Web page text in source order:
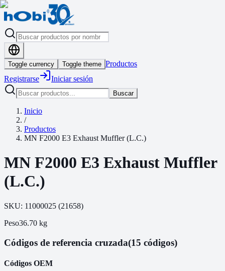
Toggle currency Toggle theme Productos
Registrarse
Iniciar sesión
Buscar
Inicio
/
Productos
MN F2000 E3 Exhaust Muffler (L.C.)
MN F2000 E3 Exhaust Muffler
(L.C.)
SKU: 11000025 (21658)
Peso36.70 kg
Códigos de referencia cruzada(15 códigos)
Códigos OEM